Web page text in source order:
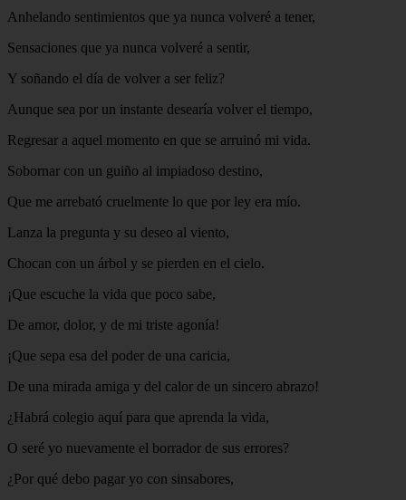
Anhelando sentimientos que ya nunca volveré a tener,
Sensaciones que ya nunca volveré a sentir,
Y soñando el día de volver a ser feliz?
Aunque sea por un instante desearía volver el tiempo,
Regresar a aquel momento en que se arruinó mi vida.
Sobornar con un guiño al impiadoso destino,
Que me arrebató cruelmente lo que por ley era mío.
Lanza la pregunta y su deseo al viento,
Chocan con un árbol y se pierden en el cielo.
¡Que escuche la vida que poco sabe,
De amor, dolor, y de mi triste agonía!
¡Que sepa esa del poder de una caricia,
De una mirada amiga y del calor de un sincero abrazo!
¿Habrá colegio aquí para que aprenda la vida,
O seré yo nuevamente el borrador de sus errores?
¿Por qué debo pagar yo con sinsabores,